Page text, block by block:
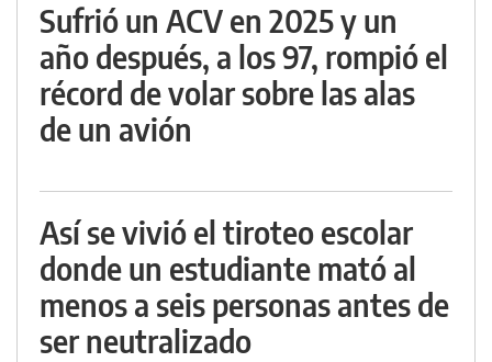
Sufrió un ACV en 2025 y un
año después, a los 97, rompió el
récord de volar sobre las alas
de un avión
Así se vivió el tiroteo escolar
donde un estudiante mató al
menos a seis personas antes de
ser neutralizado